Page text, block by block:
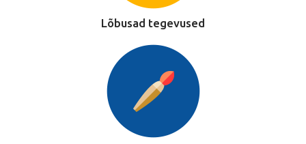
Lõbusad tegevused